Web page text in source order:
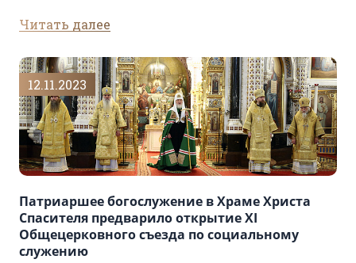
Читать далее
12.11.2023
Патриаршее богослужение в Храме Христа
Спасителя предварило открытие XI
Общецерковного съезда по социальному
служению